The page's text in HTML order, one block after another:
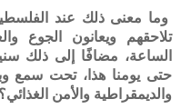
وما معنى ذلك عند
تلاحقهم ويعانون الجوع
الساعة، مضافًا إلى ذلك
حتى يومنا هذا، تحت سمع
والديمقراطية والأمن الغذائي؟